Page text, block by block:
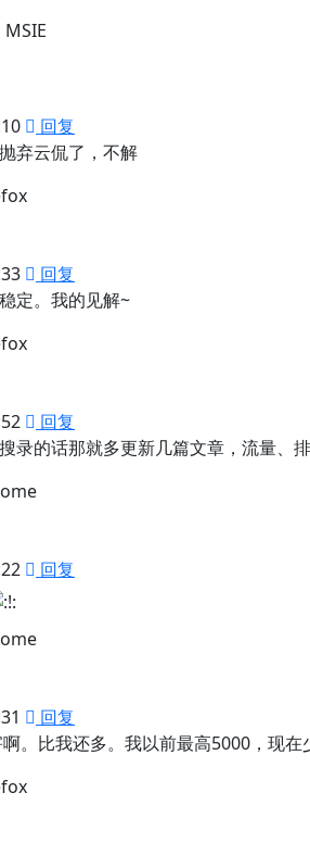
MSIE
回复
弃云侃了，不解
回复
定。我的见解~
回复
录的话那就多更新几篇文章，流量、排
回复
回复
。比我还多。我以前最高5000，现在